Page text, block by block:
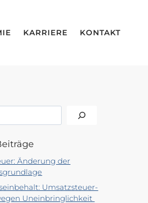
KARRIERE KONTAKT
Änderung der
Umsatzsteuer-
Uneinbringlichkeit